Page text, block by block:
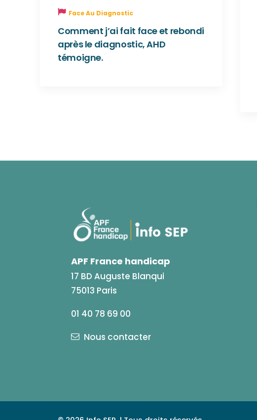
Face Au Diagnostic
Comment j’ai fait face et rebondi
après le diagnostic, AHD
témoigne.
APF France handicap
17 BD Auguste Blanqui
75013 Paris
01 40 78 69 00
Nous contacter